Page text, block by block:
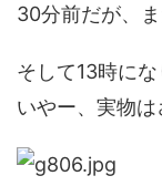
30分前だが、
そして13時に
いやー、実物